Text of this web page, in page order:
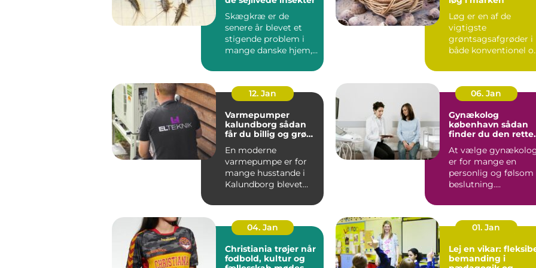
Skægkræ er de
senere år blevet et
stigende problem i
mange danske hjem,
undtagels...
Løg er en af de
vigtigste
grøntsagsafgrøder i
både konventionel
Når en avle...
12. Jan
Varmepumper
kalundborg sådan
får du billig og grøn
En moderne
varmepumpe er for
mange husstande i
Kalundborg blevet
varmeregning...
06. Jan
Gynækolog
københavn sådan
finder du den rette
At vælge
er for mange en
personlig og følsom
beslutning.
behandlinger for...
04. Jan
Christiania trøjer når
fodbold, kultur og
01. Jan
Lej en vikar:
bemanding i